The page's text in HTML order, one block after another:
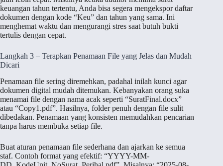
keuangan tahun tertentu, Anda bisa segera mengekspor daftar
dokumen dengan kode “Keu” dan tahun yang sama. Ini
menghemat waktu dan mengurangi stres saat butuh bukti
tertulis dengan cepat.
Langkah 3 – Terapkan Penamaan File yang Jelas dan Mudah
Dicari
Penamaan file sering diremehkan, padahal inilah kunci agar
dokumen digital mudah ditemukan. Kebanyakan orang suka
menamai file dengan nama acak seperti “SuratFinal.docx”
atau “Copy1.pdf”. Hasilnya, folder penuh dengan file sulit
dibedakan. Penamaan yang konsisten memudahkan pencarian
tanpa harus membuka setiap file.
Buat aturan penamaan file sederhana dan ajarkan ke semua
staf. Contoh format yang efektif: “YYYY-MM-